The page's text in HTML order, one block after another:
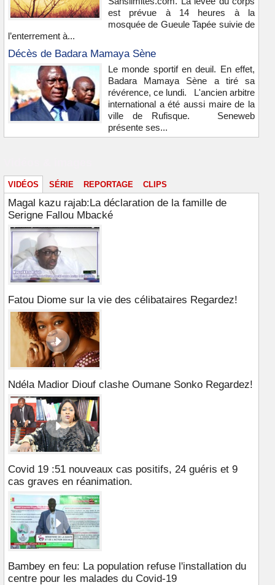
est prévue à 14 heures à la
mosquée de Gueule Tapée suivie de
l’enterrement à...
Décès de Badara Mamaya Sène
Le monde sportif en deuil. En effet,
Badara Mamaya Sène a tiré sa
révérence, ce lundi. L'ancien arbitre
international a été aussi maire de la
ville de Rufisque. Seneweb
présente ses...
VIDÉOS SÉRIE REPORTAGE CLIPS
Magal kazu rajab:La déclaration de la famille de
Serigne Fallou Mbacké
Fatou Diome sur la vie des célibataires Regardez!
Ndéla Madior Diouf clashe Oumane Sonko Regardez!
Covid 19 :51 nouveaux cas positifs, 24 guéris et 9
cas graves en réanimation.
Bambey en feu: La population refuse l'installation du
centre pour les malades du Covid-19